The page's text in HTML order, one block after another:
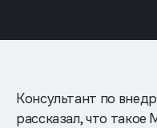
Консультант по
рассказал, что